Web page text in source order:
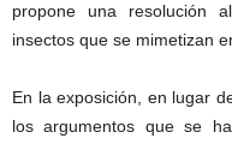
propone una resolución
insectos que se mimetizan
En la exposición, en lugar
los argumentos que se